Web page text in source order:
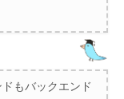
もバックエンド